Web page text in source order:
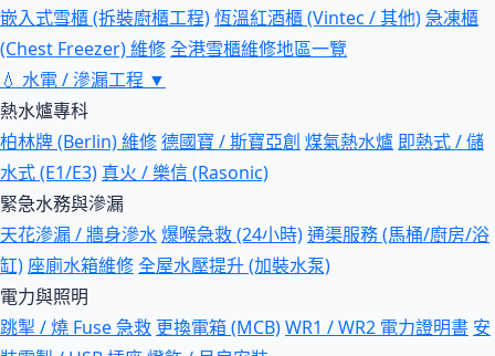
嵌入式雪櫃 (拆裝廚櫃工程)恆溫紅酒櫃 (Vintec / 其他)急凍櫃
(Chest Freezer) 維修全港雪櫃維修地區一覽
💧 水電 / 滲漏工程 ▼
熱水爐專科
柏林牌 (Berlin) 維修德國寶 / 斯寶亞創 煤氣熱水爐 即熱式 / 儲
水式 (E1/E3) 真火 / 樂信 (Rasonic)
緊急水務與滲漏
天花滲漏 / 牆身滲水爆喉急救 (24小時)通渠服務 (馬桶/廚房/浴
缸) 座廁水箱維修全屋水壓提升 (加裝水泵)
電力與照明
跳掣 / 燒 Fuse 急救 更換電箱 (MCB)WR1 / WR2 電力證明書 安